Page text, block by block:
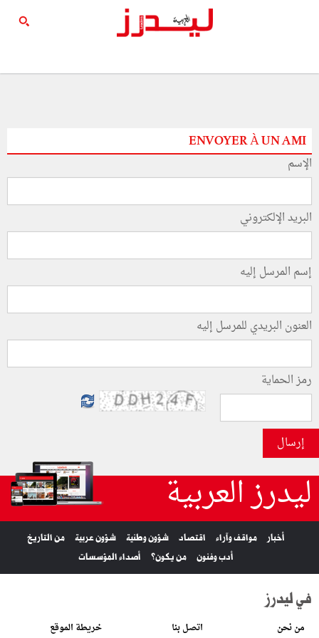
ENVOYER À UN AMI
الإسم
البريد الإلكتروني
إسم المرسل إليه
العنون البريدي للمرسل إليه
رمز الحماية
إرسال
ليدرز العربية
أخبار مواقف وآراء اقتصاد شؤون وطنية شؤون عربية
من التاريخ
أدب وفنون
من يكون؟ أصداء المؤسسات
في ليدرز
من نحن اتصل بنا خريطة الموقع